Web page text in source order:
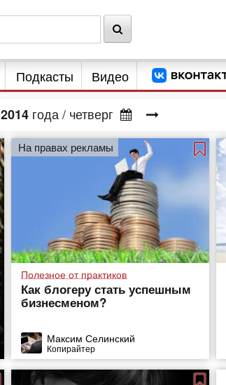
Подкасты Видео
2014 года/ четверг
На правах рекламы
Полезное от практиков
Как блогеру стать успешным
бизнесменом?
Максим Селинский
Копирайтер